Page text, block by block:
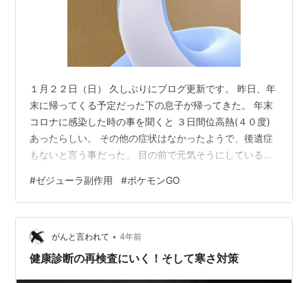
１月２２日（日） 久しぶりにブログ更新です。 昨日、年
末に帰ってくる予定だった下の息子が帰ってきた。 年末
コロナに感染した時の事を聞くと ３日間位高熱(４０度)
あったらしい。 その他の症状はなかったようで、後遺症
もないと言う事だった。 目の前で元気そうにしているの
いると手助けできないんだなぁとあらためて思う。 ちょ
っと寂しい。 息子は一緒にテレビをみたり、食事の後は
後片付けとかしてくれる。 多くは話はしないけど、気遣
ってくれているのがわかる。 最近、動き回ると息があが
る。 せっかく来たのでいろいろ食べさせたい。 料理を持
#ゼジューラ副作用 #ポケモンGO
がんと言われて • 4年前
健康診断の再検査にいく！そして寒さ対策